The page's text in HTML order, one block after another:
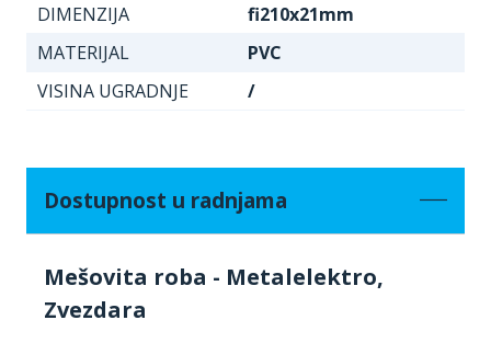
DIMENZIJA
fi210x21mm
MATERIJAL
PVC
VISINA UGRADNJE
/
Dostupnost u radnjama
Mešovita roba - Metalelektro,
Zvezdara